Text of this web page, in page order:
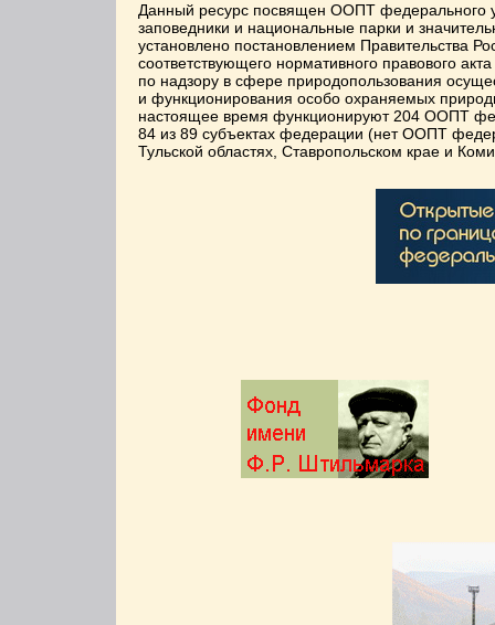
Данный ресурс посвящен ООПТ федерального
заповедники и национальные парки и
установлено постановлением Правительства
соответствующего нормативного правового
по надзору в сфере природопользования
и функционирования особо охраняемых
настоящее время функционируют 204 ООПТ
84 из 89 субъектах федерации (нет ООПТ
Тульской областях, Ставропольском крае и